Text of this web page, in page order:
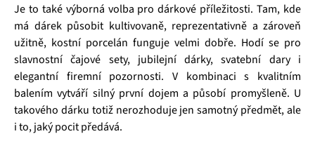
Je to také výborná volba pro dárkové příležitosti. Tam, kde
má dárek působit kultivovaně, reprezentativně a zároveň
užitně, kostní porcelán funguje velmi dobře. Hodí se pro
slavnostní čajové sety, jubilejní dárky, svatební dary i
elegantní firemní pozornosti. V kombinaci s kvalitním
balením vytváří silný první dojem a působí promyšleně. U
takového dárku totiž nerozhoduje jen samotný předmět, ale
i to, jaký pocit předává.